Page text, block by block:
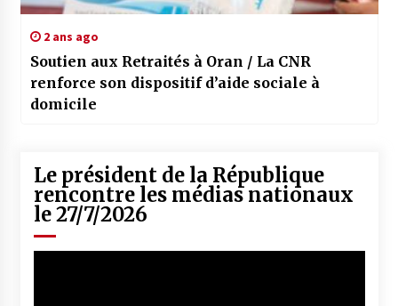
2 ans ago
Soutien aux Retraités à Oran / La CNR
renforce son dispositif d’aide sociale à
domicile
Le président de la République
rencontre les médias nationaux
le 27/7/2026